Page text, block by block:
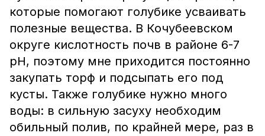
которые помогают голубике усваивать
полезные вещества. В Кочубеевском
округе кислотность почв в районе 6-7
рН, поэтому мне приходится постоянно
закупать торф и подсыпать его под
кусты. Также голубике нужно много
воды: в сильную засуху необходим
обильный полив, по крайней мере, раз в